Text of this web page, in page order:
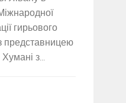
гирьового
представницею
з...